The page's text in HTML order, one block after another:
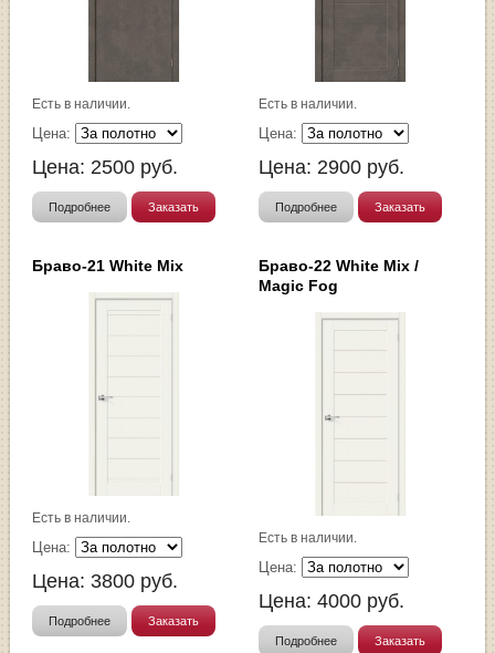
Есть в наличии.
Цена:
Цена: 2500 руб.
Подробнее Заказать
Есть в наличии.
Цена:
Цена: 2900 руб.
Подробнее Заказать
Браво-21 White Mix
Есть в наличии.
Цена:
Цена: 3800 руб.
Подробнее Заказать
Браво-22 White Mix /
Magic Fog
Есть в наличии.
Цена:
Цена: 4000 руб.
Подробнее Заказать